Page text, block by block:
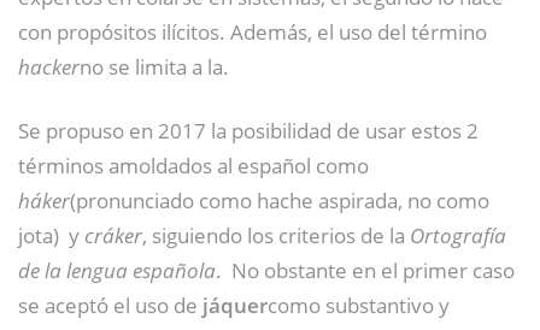
con propósitos ilícitos. Además, el uso del término
hackerno se limita a la.
Se propuso en 2017 la posibilidad de usar estos 2
términos amoldados al español como
háker(pronunciado como hache aspirada, no como
jota) ​ y cráker, siguiendo los criterios de la Ortografía
de la lengua española. ​ No obstante en el primer caso
se aceptó el uso de jáquercomo substantivo y